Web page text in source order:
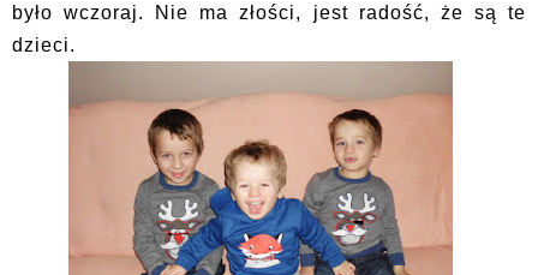
było wczoraj. Nie ma złości, jest radość, że są te
dzieci.